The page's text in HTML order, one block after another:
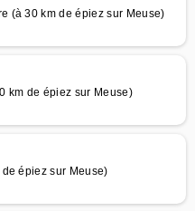
(à 30 km de épiez sur Meuse)
km de épiez sur Meuse)
épiez sur Meuse)